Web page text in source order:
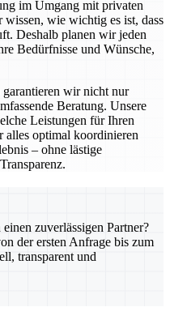
im Umgang mit privaten
wie wichtig es ist, dass
Deshalb planen wir jeden
Bedürfnisse und Wünsche,
wir nicht nur
Beratung. Unsere
Leistungen für Ihren
optimal koordinieren
– ohne lästige
zuverlässigen Partner?
der ersten Anfrage bis zum
transparent und